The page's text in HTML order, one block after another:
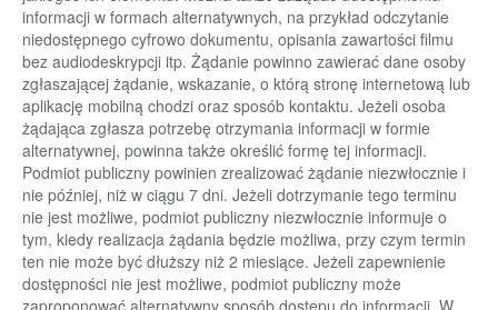
informacji w formach alternatywnych, na przykład odczytanie
niedostępnego cyfrowo dokumentu, opisania zawartości filmu
bez audiodeskrypcji itp. Żądanie powinno zawierać dane osoby
zgłaszającej żądanie, wskazanie, o którą stronę internetową lub
aplikację mobilną chodzi oraz sposób kontaktu. Jeżeli osoba
żądająca zgłasza potrzebę otrzymania informacji w formie
alternatywnej, powinna także określić formę tej informacji.
Podmiot publiczny powinien zrealizować żądanie niezwłocznie i
nie później, niż w ciągu 7 dni. Jeżeli dotrzymanie tego terminu
nie jest możliwe, podmiot publiczny niezwłocznie informuje o
tym, kiedy realizacja żądania będzie możliwa, przy czym termin
ten nie może być dłuższy niż 2 miesiące. Jeżeli zapewnienie
dostępności nie jest możliwe, podmiot publiczny może
zaproponować alternatywny sposób dostępu do informacji. W